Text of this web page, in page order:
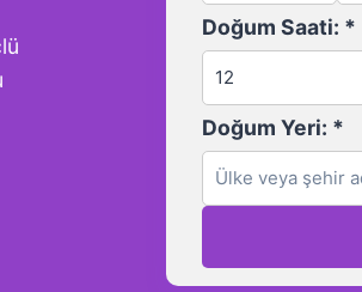
Doğum Saati: *
Doğum Yeri: *